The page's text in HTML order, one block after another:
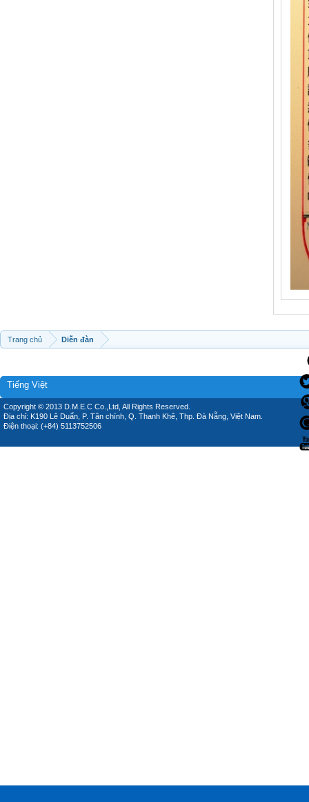
Trang chủ Diễn đàn
Tiếng Việt
Copyright © 2013 D.M.E.C Co.,Ltd, All Rights Reserved.
Địa chỉ: K190 Lê Duẩn, P. Tân chính, Q. Thanh Khê, Thp. Đà Nẵng, Việt Nam.
Điện thoại: (+84) 5113752506